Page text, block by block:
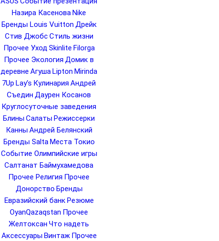
Назира Касенова Nike
Бренды Louis Vuitton Дрейк
Стив Джобс Стиль жизни
Прочее Уход Skinlite Filorga
Прочее Экология Домик в
деревне Агуша Lipton Mirinda
7Up Lay’s Кулинария Андрей
Съедин Даурен Косанов
Круглосуточные заведения
Блины Салаты Режиссерки
Канны Андрей Белянский
Бренды Salta Места Токио
Событие Олимпийские игры
Салтанат Баймухамедова
Прочее Религия Прочее
Донорство Бренды
Евразийский банк Резюме
OyanQazaqstan Прочее
Желтоксан Что надеть
Аксессуары Винтаж Прочее